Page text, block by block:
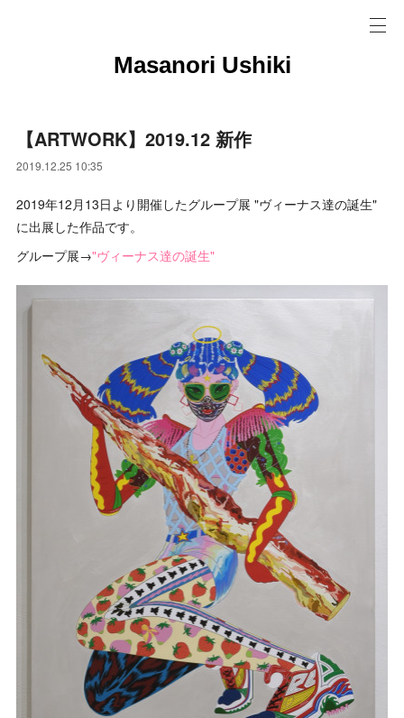
Masanori Ushiki
【ARTWORK】2019.12 新作
2019.12.25 10:35
2019年12月13日より開催したグループ展 "ヴィーナス達の誕生"
に出展した作品です。
グループ展→"ヴィーナス達の誕生"